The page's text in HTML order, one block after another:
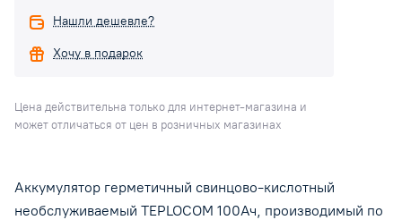
Нашли дешевле?
Хочу в подарок
Цена действительна только для интернет-магазина и
может отличаться от цен в розничных магазинах
Аккумулятор герметичный свинцово-кислотный
необслуживаемый TEPLOCOM 100Ач, производимый по